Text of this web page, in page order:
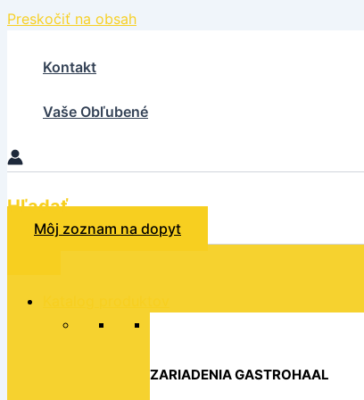
Preskočiť na obsah
Kontakt
Vaše Obľubené
Hľadať
Môj zoznam na dopyt
ZARIADENIA GASTROHAAL